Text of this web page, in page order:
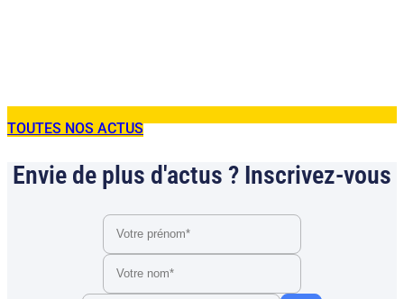
TOUTES NOS ACTUS
Envie de plus d'actus ? Inscrivez-vous